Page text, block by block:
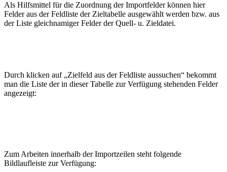
Als Hilfsmittel für die Zuordnung der Importfelder können hier
Felder aus der Feldliste der Zieltabelle ausgewählt werden bzw. aus
der Liste gleichnamiger Felder der Quell- u. Zieldatei.
Durch klicken auf „Zielfeld aus der Feldliste aussuchen“ bekommt
man die Liste der in dieser Tabelle zur Verfügung stehenden Felder
angezeigt:
Zum Arbeiten innerhalb der Importzeilen steht folgende
Bildlaufleiste zur Verfügung: